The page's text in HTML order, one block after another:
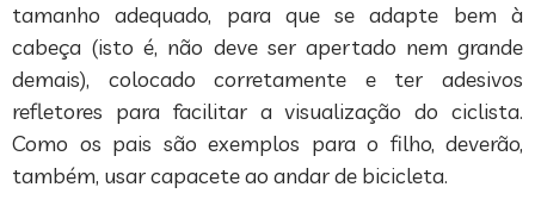
tamanho adequado, para que se adapte bem à
cabeça (isto é, não deve ser apertado nem grande
demais), colocado corretamente e ter adesivos
refletores para facilitar a visualização do ciclista.
Como os pais são exemplos para o filho, deverão,
também, usar capacete ao andar de bicicleta.